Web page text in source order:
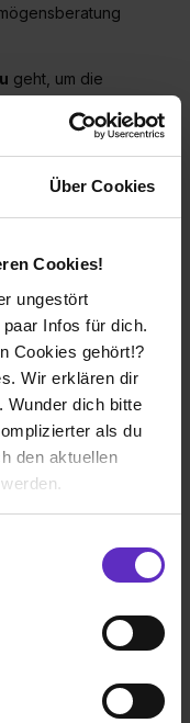
Über Cookies
Cookies!
ungestört
Infos für dich.
Cookies gehört!?
Wir erklären dir
Wunder dich bitte
als du
den aktuellen
Einstellungen zu
um
geht, um die
um
Vorsorge. Das ist
Kunden erhalten
finden
Möchtest du
an unserer
Ausbildungsjahr
aktiv,